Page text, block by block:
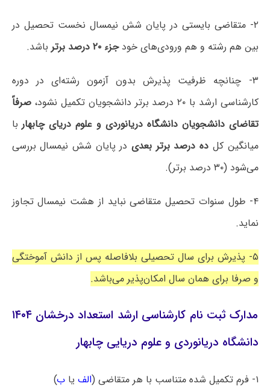
۲- متقاضی بایستی در پایان شش نیمسال نخست تحصیل در
بین هم رشته و هم ورودی‌های خودجزء ۲۰ درصد برتر باشد.
۳- چنانچه ظرفیت پذیرش بدون آزمون رشته‌ای در دوره
کارشناسی ارشد با ۲۰ درصد برتر دانشجویان تکمیل نشود،
صرفاً
تقاضای دانشجویان دانشگاه دریانوردی و علوم دریای چابهاربا
میانگین کل ده درصد برتر بعدی در پایان شش نیمسال بررسی
می‌شود (۳۰ درصد برتر).
۴- طول سنوات تحصیل متقاضی نباید از هشت نیمسال تجاوز
نماید.
۵- پذیرش برای سال تحصیلی بلافاصله پس از دانش آموختگی
و صرفا برای همان سال امکان‌پذیر می‌باشد.
مدارک ثبت نام کارشناسی ارشد استعداد درخشان ۱۴۰۴
دانشگاه دریانوردی و علوم دریایی چابهار
۱- فرم تکمیل شده متناسب با هر متقاضی ( الف یاب)